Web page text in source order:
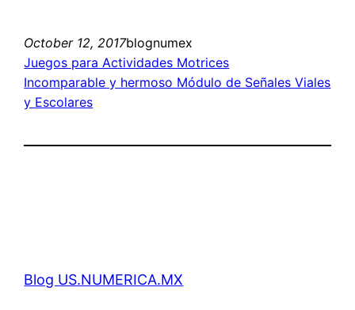
October 12, 2017blognumex
Juegos para Actividades Motrices
Incomparable y hermoso Módulo de Señales Viales
y Escolares
Blog US.NUMERICA.MX